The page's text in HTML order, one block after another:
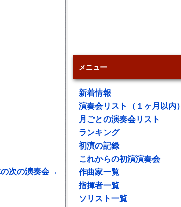
次の演奏会→
メニュー
新着情報
演奏会リスト（１ヶ月以内）
月ごとの演奏会リスト
ランキング
初演の記録
これからの初演演奏会
作曲家一覧
指揮者一覧
ソリスト一覧